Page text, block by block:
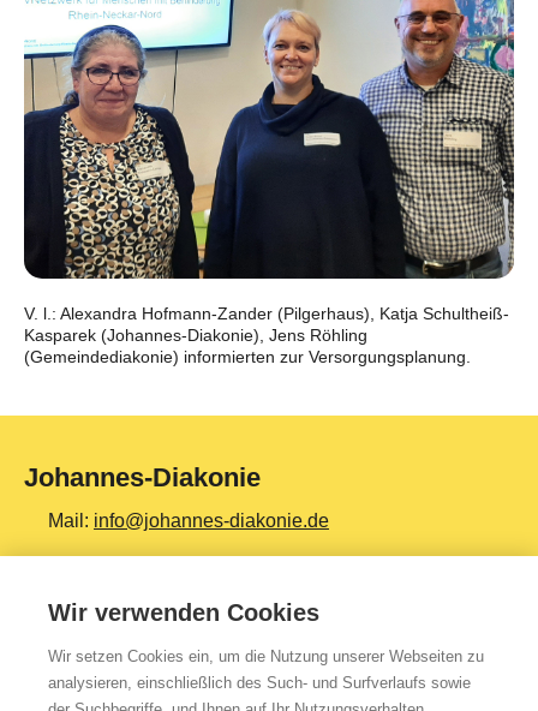
V. l.: Alexandra Hofmann-Zander (Pilgerhaus), Katja Schultheiß-
Kasparek (Johannes-Diakonie), Jens Röhling
(Gemeindediakonie) informierten zur Versorgungsplanung.
Johannes-Diakonie
Mail: info@johannes-diakonie.de
Tel:06261 - 88-0
Top Themen
Wir verwenden Cookies
Wir setzen Cookies ein, um die Nutzung unserer Webseiten zu
analysieren, einschließlich des Such- und Surfverlaufs sowie